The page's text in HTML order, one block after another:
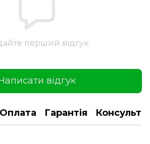
перший відгук
відгук
Оплата Гарантія